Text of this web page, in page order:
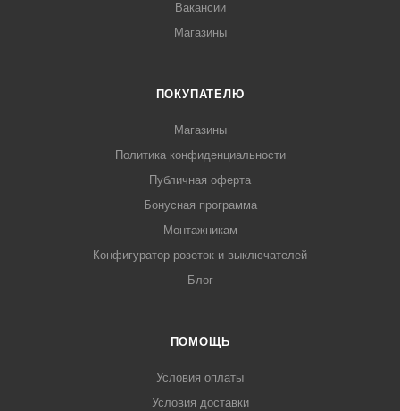
Вакансии
Магазины
ПОКУПАТЕЛЮ
Магазины
Политика конфиденциальности
Публичная оферта
Бонусная программа
Монтажникам
Конфигуратор розеток и выключателей
Блог
ПОМОЩЬ
Условия оплаты
Условия доставки